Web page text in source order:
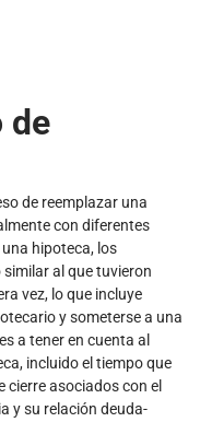
de
de reemplazar una
con diferentes
hipoteca, los
al que tuvieron
vez, lo que incluye
y someterse a una
a tener en cuenta al
incluido el tiempo que
cierre asociados con el
y su relación deuda-